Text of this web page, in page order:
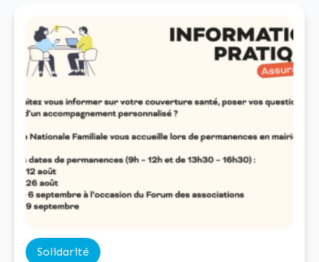
Associations
Marchés Publics Collecte des déchets
Numéros utiles
Solidarité